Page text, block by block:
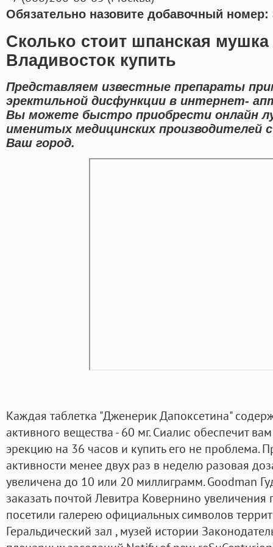
Обязательно назовите добавочный номер:
Сколько стоит шпанская
Владивосток купить
Представляем известные препараты
эректильной дисфункции в интернет-
Вы можете быстро приобрести онлайн
именитых медицинских производителей
Ваш город.
Каждая таблетка "Дженерик Дапоксетина"
активного вещества - 60 мг. Сиалис обеспечит
эрекцию на 36 часов и купить его не проблема.
активности менее двух раз в неделю разовая
увеличена до 10 или 20 миллиграмм. Goodman
заказать почтой Левитра Ковернино увеличения
посетили галерею официальных символов
Геральдический зал , музей истории